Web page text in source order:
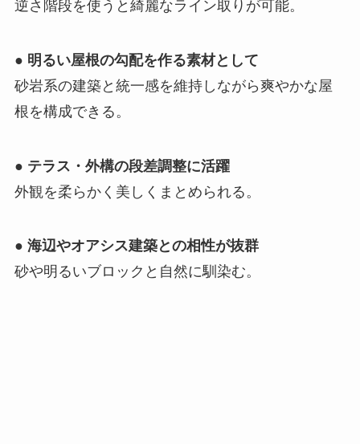
逆さ階段を使うと綺麗なライン取りが可能。
● 明るい屋根の勾配を作る素材として
砂岩系の建築と統一感を維持しながら爽やかな屋
根を構成できる。
● テラス・外構の段差調整に活躍
外観を柔らかく美しくまとめられる。
● 海辺やオアシス建築との相性が抜群
砂や明るいブロックと自然に馴染む。